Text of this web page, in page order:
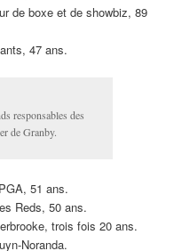
de boxe et de showbiz, 89
47 ans.
responsables des
de Granby.
51 ans.
Reds, 50 ans.
trois fois 20 ans.
Noranda.